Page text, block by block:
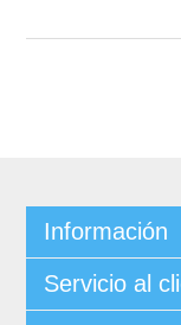
Información
Servicio al